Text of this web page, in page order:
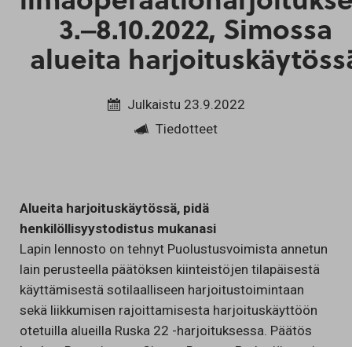
3.‒8.10.2022, Simossa
alueita
Julkaistu 23.9.2022
Tiedotteet
Alueita harjoituskäytössä, pidä
henkilöllisyystodistus mukanasi
Lapin lennosto on tehnyt Puolustusvoimista annetun
lain perusteella päätöksen kiinteistöjen tilapäisestä
käyttämisestä sotilaalliseen harjoitustoimintaan
sekä liikkumisen rajoittamisesta harjoituskäyttöön
otetuilla alueilla Ruska 22 -harjoituksessa. Päätös